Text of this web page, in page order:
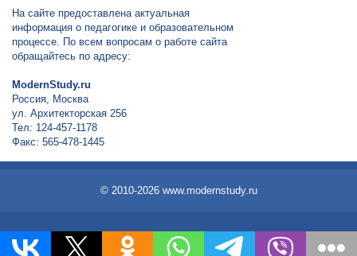
На сайте предоставлена актуальная
информация о педагогике и образовательном
процессе. По всем вопросам о работе сайта
обращайтесь по адресу:
ModernStudy.ru
Россия, Москва
ул. Архитекторская 256
Тел: 124-457-1178
Факс: 565-478-1445
© 2010-2026 www.modernstudy.ru